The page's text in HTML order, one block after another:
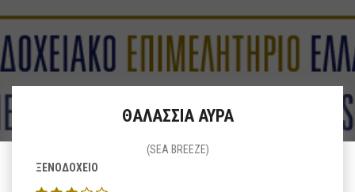
ΘΑΛΑΣΣΙΑ ΑΥΡΑ
(SEA BREEZE)
ΞΕΝΟΔΟΧΕΙΟ